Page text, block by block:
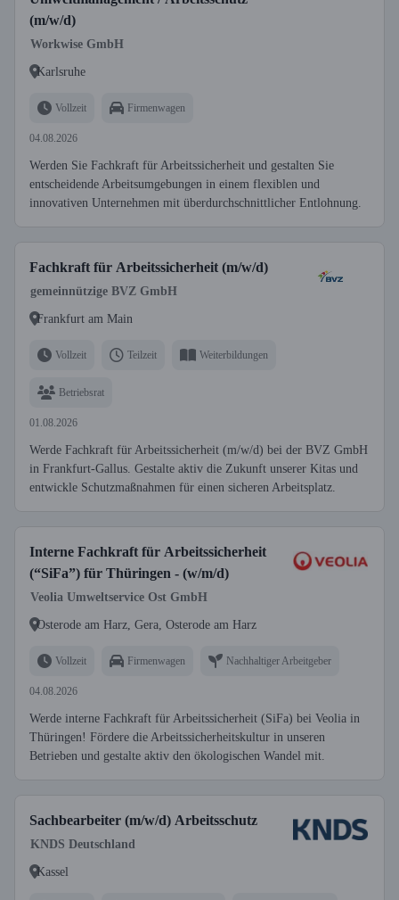
(m/w/d)
Workwise GmbH
Karlsruhe
Vollzeit Firmenwagen
04.08.2026
Werden Sie Fachkraft für Arbeitssicherheit und gestalten Sie
entscheidende Arbeitsumgebungen in einem flexiblen und
innovativen Unternehmen mit überdurchschnittlicher Entlohnung.
Fachkraft für Arbeitssicherheit (m/w/d)
gemeinnützige BVZ GmbH
Frankfurt am Main
Vollzeit Teilzeit Weiterbildungen
Betriebsrat
01.08.2026
Werde Fachkraft für Arbeitssicherheit (m/w/d) bei der BVZ GmbH
in Frankfurt-Gallus. Gestalte aktiv die Zukunft unserer Kitas und
entwickle Schutzmaßnahmen für einen sicheren Arbeitsplatz.
Interne Fachkraft für Arbeitssicherheit
(“SiFa”) für Thüringen - (w/m/d)
Veolia Umweltservice Ost GmbH
Osterode am Harz, Gera, Osterode am Harz
Vollzeit Firmenwagen Nachhaltiger Arbeitgeber
04.08.2026
Werde interne Fachkraft für Arbeitssicherheit (SiFa) bei Veolia in
Thüringen! Fördere die Arbeitssicherheitskultur in unseren
Betrieben und gestalte aktiv den ökologischen Wandel mit.
Sachbearbeiter (m/w/d) Arbeitsschutz
KNDS Deutschland
Kassel